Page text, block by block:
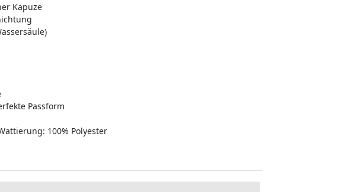
Kapuze
Passform
100% Polyester